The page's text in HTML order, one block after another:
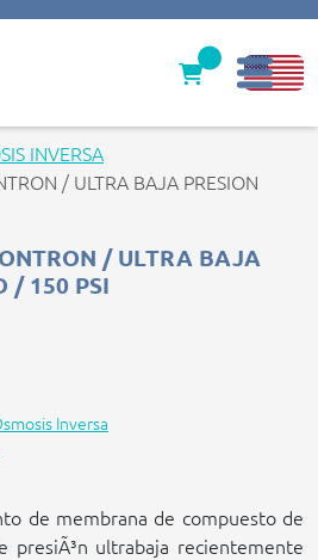
INVERSA
/ ULTRA BAJA PRESION
/ ULTRA BAJA
/ 150 PSI
Inversa
de membrana de compuesto de
presiÃ³n ultrabaja recientemente